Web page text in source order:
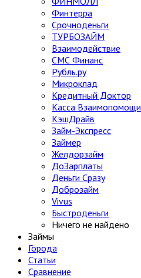
Финтерра
Срочноденьги
ТУРБОЗАЙМ
Взаимодействие
СМС Финанс
Рубль.ру
Микроклад
Кредитный Доктор
Касса Взаимопомощи
КэшДрайв
Займ-Экспресс
Займер
Желдорзайм
ДоЗарплаты
Деньги Сразу
Доброзайм
Vivus
Быстроденьги
Ничего не найдено
Займы
Города
Статьи
Сравнение